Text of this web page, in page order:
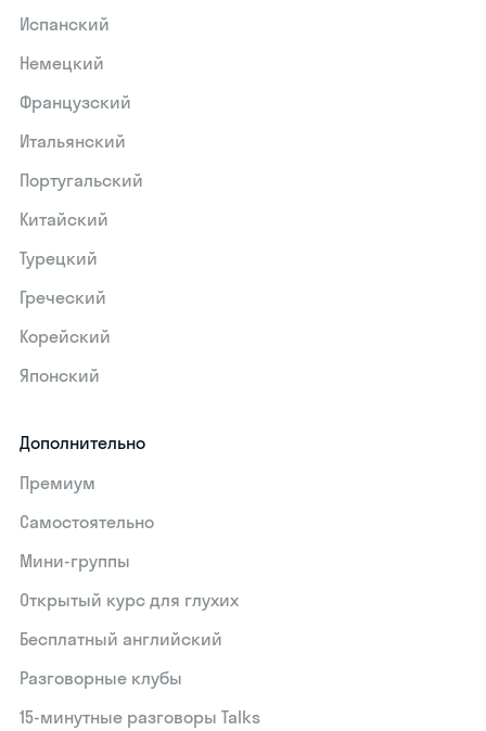
Испанский
Немецкий
Французский
Итальянский
Португальский
Китайский
Турецкий
Греческий
Корейский
Японский
Дополнительно
Премиум
Самостоятельно
Мини-группы
Открытый курс для глухих
Бесплатный английский
Разговорные клубы
15‑минутные разговоры Talks